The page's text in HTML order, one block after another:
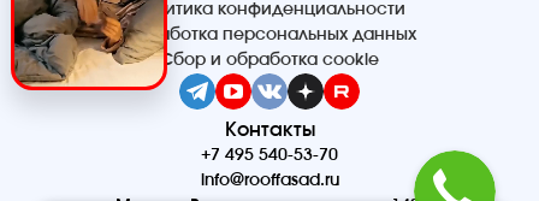
Политика конфиденциальности
Обработка персональных данных
Сбор и обработка cookie
Контакты
+7 495 540-53-70
info@rooffasad.ru